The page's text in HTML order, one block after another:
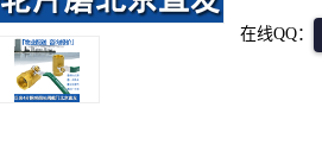
在线QQ：